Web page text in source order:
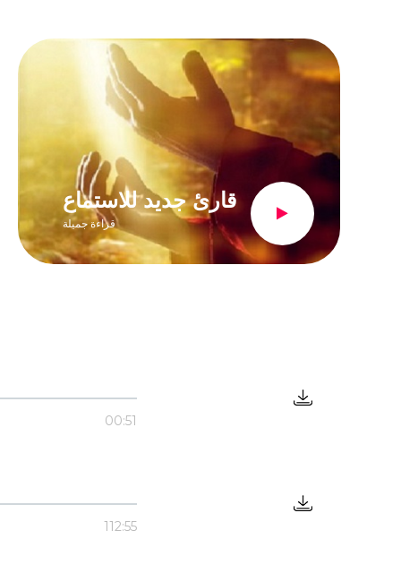
قارئ جديد للاستماع
قراءة جميلة
00:51
112:55